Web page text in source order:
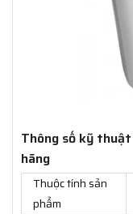
Thông số kỹ thuật
hãng
Thuộc tính sản
phẩm